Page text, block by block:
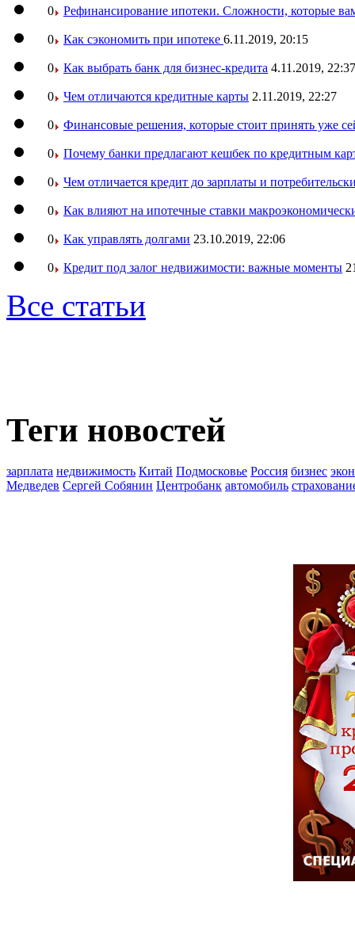
0 Рефинансирование ипотеки. Сложности, которые
0 Как сэкономить при ипотеке 6.11.2019, 20:15
0 Как выбрать банк для бизнес-кредита 4.11.2019, 22:37
0 Чем отличаются кредитные карты 2.11.2019, 22:27
0 Финансовые решения, которые стоит принять уже
0 Почему банки предлагают кешбек по кредитным
0 Чем отличается кредит до зарплаты и
0 Как влияют на ипотечные ставки
0 Как управлять долгами 23.10.2019, 22:06
0 Кредит под залог недвижимости: важные моменты
Все статьи
Теги новостей
зарплата недвижимость Китай Подмосковье Россия бизнес
Медведев Сергей Собянин Центробанк автомобиль